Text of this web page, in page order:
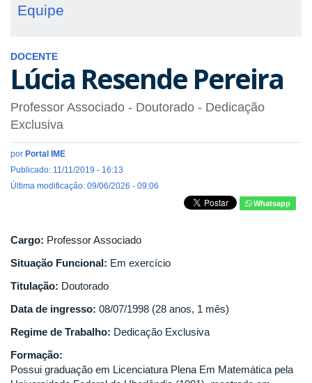
Equipe
DOCENTE
Lúcia Resende Pereira
Professor Associado - Doutorado - Dedicação
Exclusiva
por Portal IME
Publicado: 11/11/2019 - 16:13
Última modificação: 09/06/2026 - 09:06
Whatsapp
Cargo: Professor Associado
Situação Funcional: Em exercício
Titulação: Doutorado
Data de ingresso: 08/07/1998 (28 anos, 1 mês)
Regime de Trabalho: Dedicação Exclusiva
Formação:
Possui graduação em Licenciatura Plena Em Matemática pela